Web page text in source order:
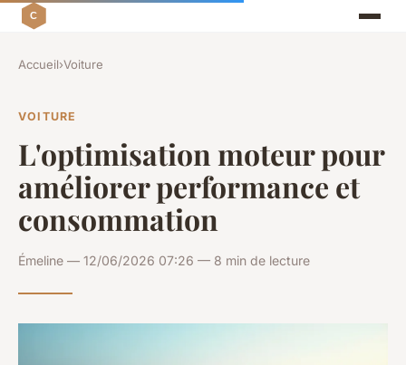
Accueil›Voiture
VOITURE
L'optimisation moteur pour
améliorer performance et
consommation
Émeline — 12/06/2026 07:26 — 8 min de lecture